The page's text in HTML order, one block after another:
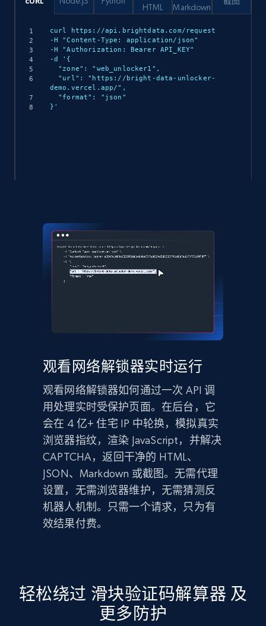
curl https://api.brightdata.com/request
-H "Content-Type: application/json"
-H "Authorization: Bearer API_KEY"
-d '{
demo.vercel.app/",
}'
HTML Markdown
观看网络解锁器实时运行
观看网络解锁器如何通过一次 API 调
用处理实时受保护页面。在后台，它
会在 4 亿+ 住宅 IP 中轮换，模拟真实
浏览器指纹，渲染 JavaScript，并解决
CAPTCHA，返回干净的 HTML、
JSON、Markdown 或截图。无需代理
设置，无需浏览器维护，无需猜测反
机器人机制。只需一个请求，只为有
效结果付费。
轻松绕过 滑块验证码解算器 及
更多防护